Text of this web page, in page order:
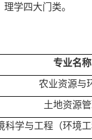
学四大门类。
专业名称
农业资源与
土地资源
科学与工程（环境工